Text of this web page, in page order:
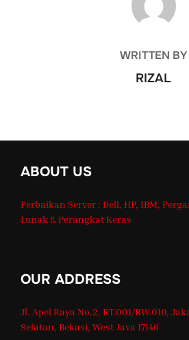
WRITTEN BY
RIZAL
ABOUT US
Perbaikan Server : Dell, HP, IBM,
Lunak & Perangkat Keras
OUR ADDRESS
Jl. Apel Raya No.2, RT.001/RW.010,
Selatan, Bekasi, West Java 17146